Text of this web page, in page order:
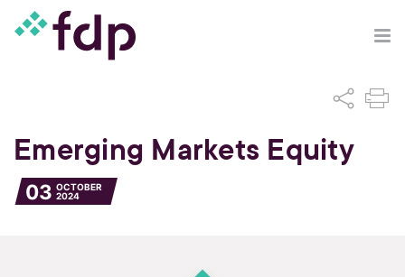
Emerging Markets Equity
03 OCTOBER
2024